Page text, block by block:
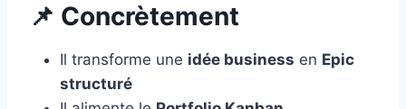
📌 Concrètement
Il transforme une idée business en Epic
structuré